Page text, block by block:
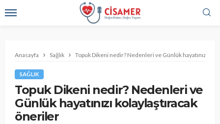
Anasayfa Sağlık Topuk Dikeni nedir? Nedenleri ve Günlük hayatınızı
SAĞLIK
Topuk Dikeni nedir? Nedenleri ve
Günlük hayatınızı kolaylaştıracak
öneriler